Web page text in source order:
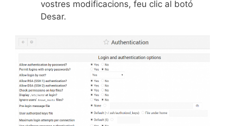
vostres modificacions, feu clic al botó
Desar.